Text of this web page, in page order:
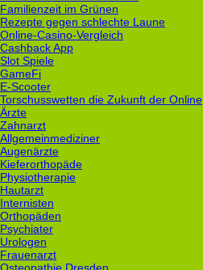
Familienzeit im Grünen
Rezepte gegen schlechte Laune
Online-Casino-Vergleich
Cashback App
Slot Spiele
GameFi
E-Scooter
Torschusswetten die Zukunft der Online
Ärzte
Zahnarzt
Allgemeinmediziner
Augenärzte
Kieferorthopäde
Physiotherapie
Hautarzt
Internisten
Orthopäden
Psychiater
Urologen
Frauenarzt